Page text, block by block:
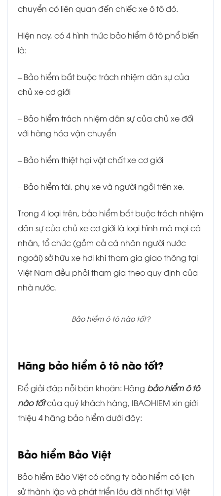
chuyển có liên quan đến chiếc xe ô tô đó.
Hiện nay, có 4 hình thức bảo hiểm ô tô phổ biến
là:
– Bảo hiểm bắt buộc trách nhiệm dân sự của
chủ xe cơ giới
– Bảo hiểm trách nhiệm dân sự của chủ xe đối
với hàng hóa vận chuyển
– Bảo hiểm thiệt hại vật chất xe cơ giới
– Bảo hiểm tài, phụ xe và người ngồi trên xe.
Trong 4 loại trên, bảo hiểm bắt buộc trách nhiệm
dân sự của chủ xe cơ giới là loại hình mà mọi cá
nhân, tổ chức (gồm cả cá nhân người nước
ngoài) sở hữu xe hơi khi tham gia giao thông tại
Việt Nam đều phải tham gia theo quy định của
nhà nước.
Bảo hiểm ô tô nào tốt?
Hãng bảo hiểm ô tô nào tốt?
Để giải đáp nỗi băn khoăn: Hãng bảo hiểm ô tô
nào tốtcủa quý khách hàng, IBAOHIEM xin giới
thiệu 4 hãng bảo hiểm dưới đây:
Bảo hiểm Bảo Việt
Bảo hiểm Bảo Việt có công ty bảo hiểm có lịch
sử thành lập và phát triển lâu đời nhất tại Việt